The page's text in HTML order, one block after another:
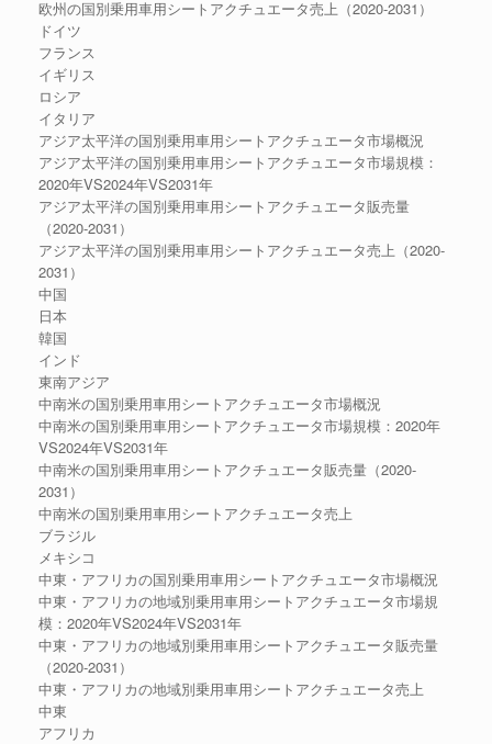
欧州の国別乗用車用シートアクチュエータ売上（2020-2031）
ドイツ
フランス
イギリス
ロシア
イタリア
アジア太平洋の国別乗用車用シートアクチュエータ市場概況
アジア太平洋の国別乗用車用シートアクチュエータ市場規模：
2020年VS2024年VS2031年
アジア太平洋の国別乗用車用シートアクチュエータ販売量
（2020-2031）
アジア太平洋の国別乗用車用シートアクチュエータ売上（2020-
2031）
中国
日本
韓国
インド
東南アジア
中南米の国別乗用車用シートアクチュエータ市場概況
中南米の国別乗用車用シートアクチュエータ市場規模：2020年
VS2024年VS2031年
中南米の国別乗用車用シートアクチュエータ販売量（2020-
2031）
中南米の国別乗用車用シートアクチュエータ売上
ブラジル
メキシコ
中東・アフリカの国別乗用車用シートアクチュエータ市場概況
中東・アフリカの地域別乗用車用シートアクチュエータ市場規
模：2020年VS2024年VS2031年
中東・アフリカの地域別乗用車用シートアクチュエータ販売量
（2020-2031）
中東・アフリカの地域別乗用車用シートアクチュエータ売上
中東
アフリカ